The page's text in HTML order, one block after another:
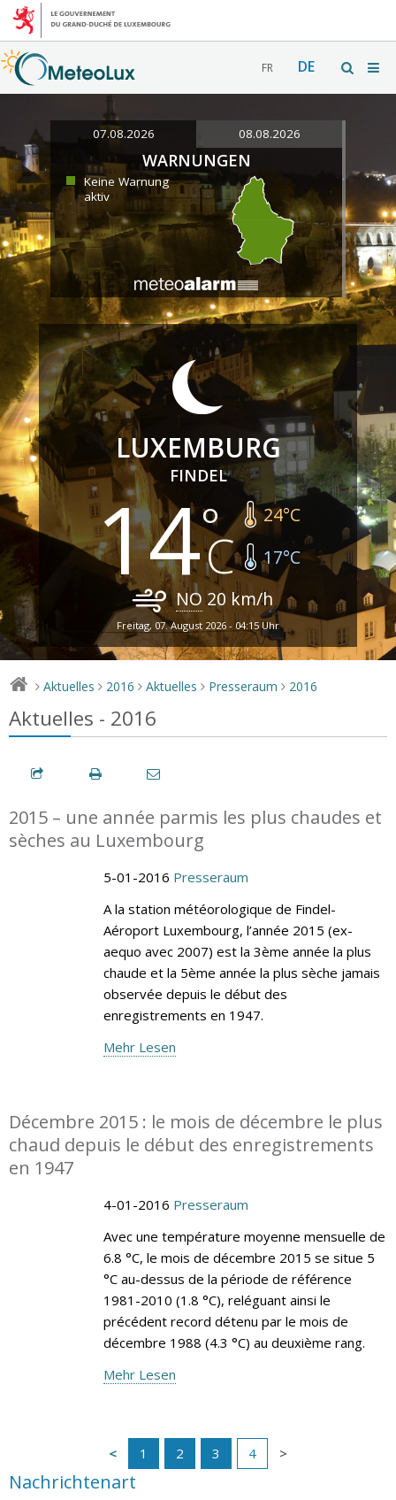
FR DE
07.08.2026 08.08.2026
WARNUNGEN
Keine Warnung
aktiv
LUXEMBURG
FINDEL
14 24°C
17°C
NO 20 km/h
Freitag, 07. August 2026 - 04:15 Uhr
> Aktuelles > 2016 > Aktuelles > Presseraum > 2016
Aktuelles - 2016
2015 – une année parmis les plus chaudes et
sèches au Luxembourg
5-01-2016 Presseraum
A la station météorologique de Findel-
Aéroport Luxembourg, l’année 2015 (ex-
aequo avec 2007) est la 3ème année la plus
chaude et la 5ème année la plus sèche jamais
observée depuis le début des
enregistrements en 1947.
Mehr Lesen
Décembre 2015 : le mois de décembre le plus
chaud depuis le début des enregistrements
en 1947
4-01-2016 Presseraum
Avec une température moyenne mensuelle de
6.8 °C, le mois de décembre 2015 se situe 5
°C au-dessus de la période de référence
1981-2010 (1.8 °C), reléguant ainsi le
précédent record détenu par le mois de
décembre 1988 (4.3 °C) au deuxième rang.
Mehr Lesen
1 2 3 4
Nachrichtenart